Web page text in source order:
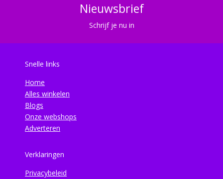
Nieuwsbrief
Schrijf je nu in
Snelle links
Home
Alles winkelen
Blogs
Onze webshops
Adverteren
Verklaringen
Privacybeleid